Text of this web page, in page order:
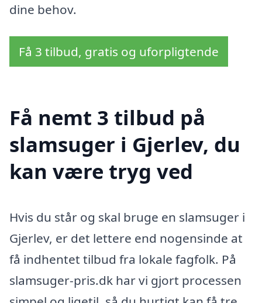
dine behov.
Få 3 tilbud, gratis og uforpligtende
Få nemt 3 tilbud på
slamsuger i Gjerlev, du
kan være tryg ved
Hvis du står og skal bruge en slamsuger i
Gjerlev, er det lettere end nogensinde at
få indhentet tilbud fra lokale fagfolk. På
slamsuger-pris.dk har vi gjort processen